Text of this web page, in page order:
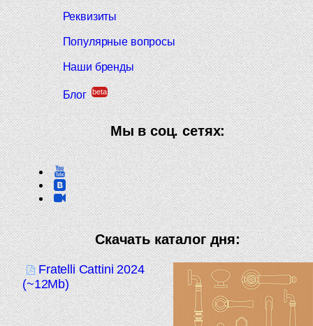
Реквизиты
Популярные вопросы
Наши бренды
Блог beta
Мы в соц. сетях:
Скачать каталог дня:
Fratelli Cattini 2024
(~12Mb)